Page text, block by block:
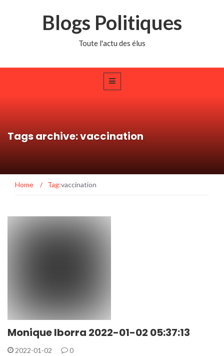
Blogs Politiques
Toute l'actu des élus
Tags archive: vaccination
Home / Tag:vaccination
Monique Iborra 2022-01-02 05:37:13
2022-01-02 0